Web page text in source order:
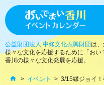
公益財団法人 中條文化振興財団は
様々な文化を応援するために「おい
香川の様々な文化発展を応援。
イベント 3/15縁ジョイ